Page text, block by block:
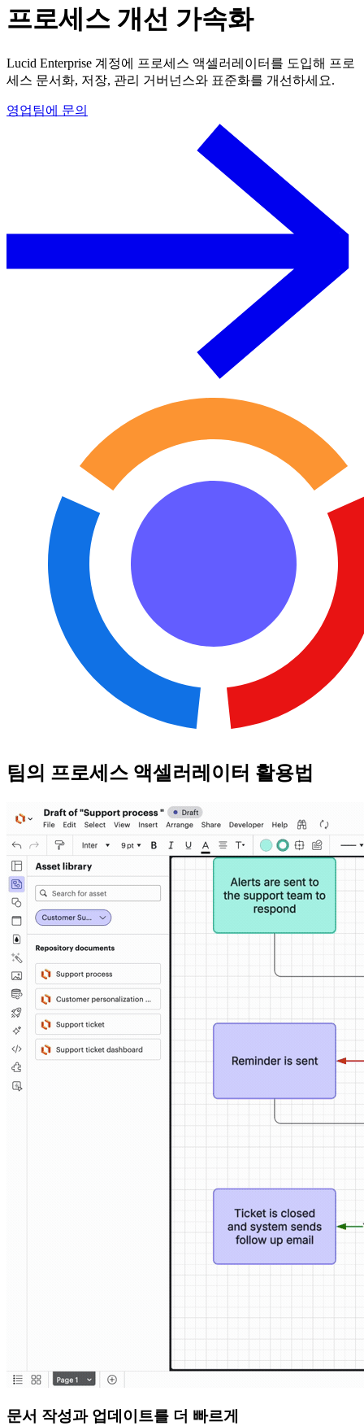
프로세스 개선 가속화
Lucid Enterprise 계정에 프로세스 액셀러레이터를 도입해 프로
세스 문서화, 저장, 관리 거버넌스와 표준화를 개선하세요.
영업팀에 문의
팀의 프로세스 액셀러레이터 활용법
문서 작성과 업데이트를 더 빠르게